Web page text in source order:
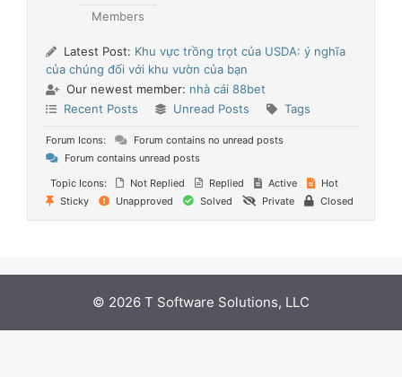
Members
Latest Post: Khu vực trồng trọt của USDA: ý nghĩa
của chúng đối với khu vườn của bạn
Our newest member: nhà cái 88bet
Recent Posts
Unread Posts Tags
Forum Icons:
Forum contains no unread posts
Forum contains unread posts
Topic Icons:
Not Replied Replied Active
Hot
Sticky
Unapproved Solved Private Closed
© 2026 T Software Solutions, LLC